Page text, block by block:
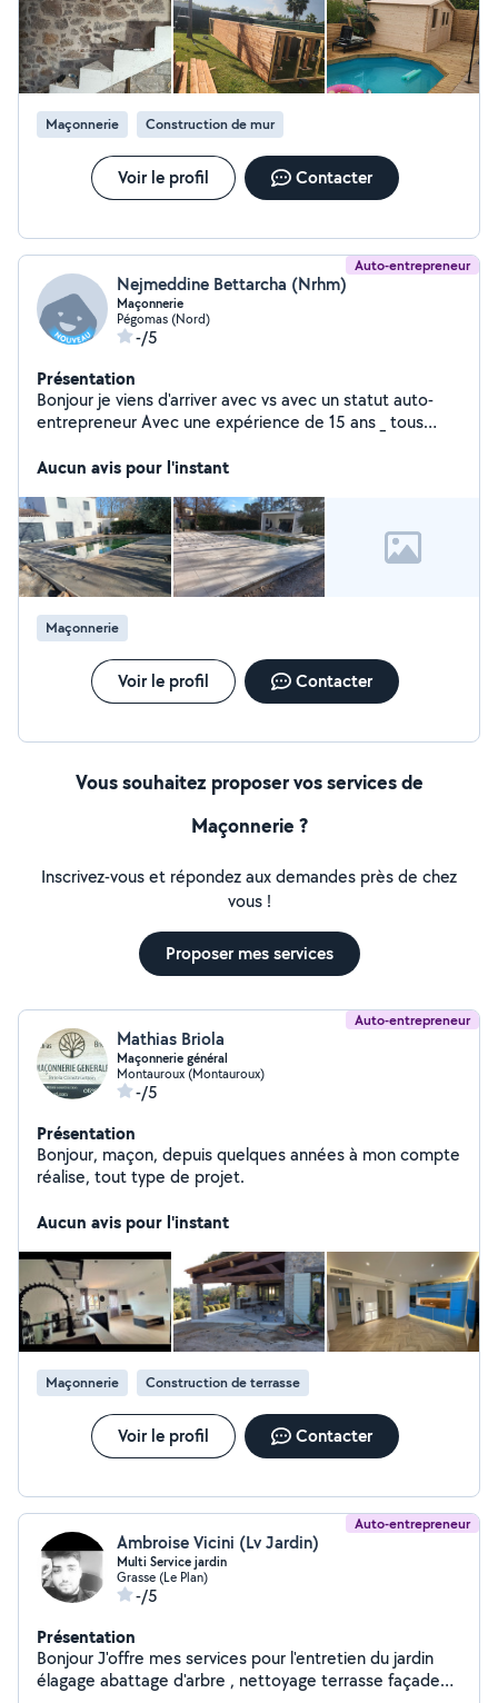
Maçonnerie Construction de mur
Voir le profil Contacter
Auto-entrepreneur
Nejmeddine Bettarcha (Nrhm)
Maçonnerie
Pégomas (Nord)
-/5
Présentation
Bonjour je viens d'arriver avec vs avec un statut auto-
entrepreneur Avec une expérience de 15 ans _ tous
soutènement _construction et rénovation piscines
directement au téléphone
Aucun avis pour l'instant
Maçonnerie
Voir le profil Contacter
Vous souhaitez proposer vos services de
Maçonnerie ?
Inscrivez-vous et répondez aux demandes près de chez
vous !
Proposer mes services
Auto-entrepreneur
Mathias Briola
Maçonnerie général
Montauroux (Montauroux)
-/5
Présentation
Bonjour, maçon, depuis quelques années à mon compte
réalise, tout type de projet.
Aucun avis pour l'instant
Maçonnerie Construction de terrasse
Voir le profil Contacter
Auto-entrepreneur
Ambroise Vicini (Lv Jardin)
Multi Service jardin
Grasse (Le Plan)
-/5
Présentation
Bonjour J'offre mes services pour l'entretien du jardin
élagage abattage d'arbre , nettoyage terrasse façade